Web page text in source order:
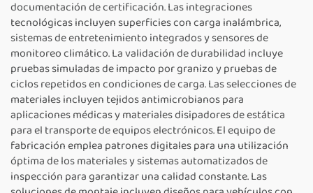
documentación de certificación. Las integraciones
tecnológicas incluyen superficies con carga inalámbrica,
sistemas de entretenimiento integrados y sensores de
monitoreo climático. La validación de durabilidad incluye
pruebas simuladas de impacto por granizo y pruebas de
ciclos repetidos en condiciones de carga. Las selecciones de
materiales incluyen tejidos antimicrobianos para
aplicaciones médicas y materiales disipadores de estática
para el transporte de equipos electrónicos. El equipo de
fabricación emplea patrones digitales para una utilización
óptima de los materiales y sistemas automatizados de
inspección para garantizar una calidad constante. Las